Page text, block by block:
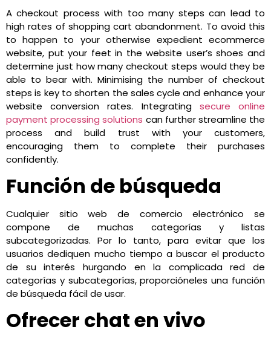
A checkout process with too many steps can lead to
high rates of shopping cart abandonment. To avoid this
to happen to your otherwise expedient ecommerce
website, put your feet in the website user’s shoes and
determine just how many checkout steps would they be
able to bear with. Minimising the number of checkout
steps is key to shorten the sales cycle and enhance your
website conversion rates. Integrating secure online
payment processing solutions can further streamline the
process and build trust with your customers,
encouraging them to complete their purchases
confidently.
Función de búsqueda
Cualquier sitio web de comercio electrónico se
compone de muchas categorías y listas
subcategorizadas. Por lo tanto, para evitar que los
usuarios dediquen mucho tiempo a buscar el producto
de su interés hurgando en la complicada red de
categorías y subcategorías, proporcióneles una función
de búsqueda fácil de usar.
Ofrecer chat en vivo